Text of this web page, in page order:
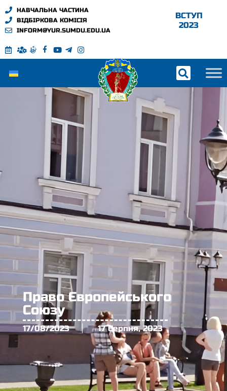
НАВЧАЛЬНА ЧАСТИНА
ВІДБІРКОВА КОМІСІЯ
INFORM@YUR.SUMDU.EDU.UA
ВСТУП
2023
Право Європейського
Союзу
17/08/2023 17 Серпня, 2023